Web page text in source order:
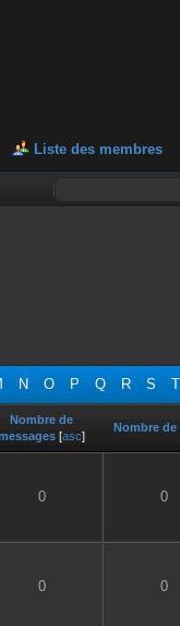
Liste des membres
N O P Q R S T
Nombre de
[asc]
Nombre de
0 0
0 0